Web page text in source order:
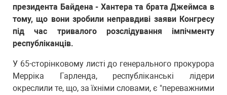
президента Байдена - Хантера та брата Джеймса в
тому, що вони зробили неправдиві заяви Конгресу
під час тривалого розслідування імпічменту
республіканців.
У 65-сторінковому листі до генерального прокурора
Мерріка Гарленда, республіканські лідери
окреслили те, що, за їхніми словами, є "переважними